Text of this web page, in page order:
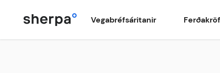
Vegabréfsáritanir